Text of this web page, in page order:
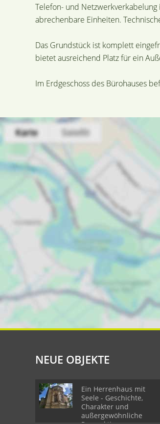
Telefon- und
abrechenbare Einheiten.
Das Grundstück ist komplett
bietet ausreichend Platz für ein
Im Erdgeschoss des Bürohauses
NEUE OBJEKTE
Ein Herrenhaus mit
Seele - Geschichte,
Charakter und
außergewöhnliche